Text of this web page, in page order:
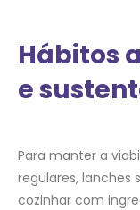
Hábitos
e
Para manter a
regulares, lanches
cozinhar com